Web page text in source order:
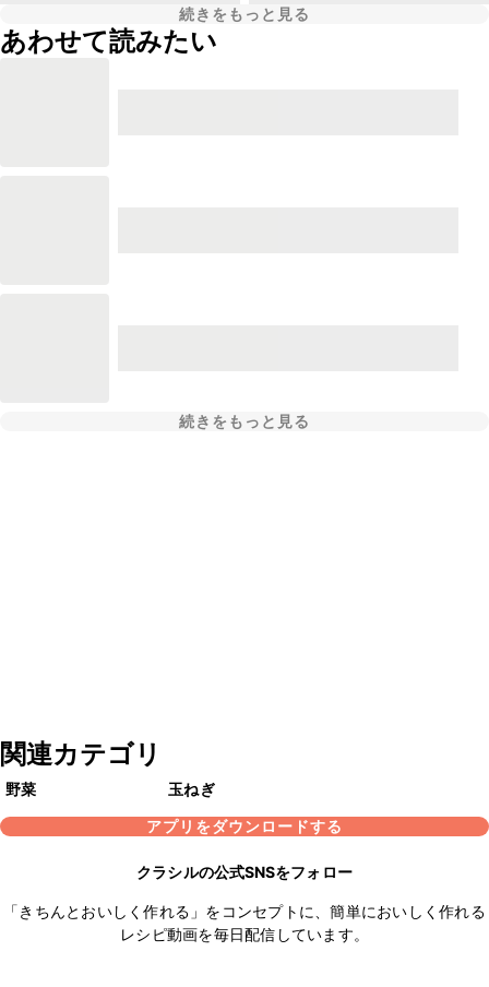
続きをもっと見る
あわせて読みたい
続きをもっと見る
関連カテゴリ
野菜
玉ねぎ
アプリをダウンロードする
クラシルの公式SNSをフォロー
「きちんとおいしく作れる」をコンセプトに、簡単においしく作れる
レシピ動画を毎日配信しています。